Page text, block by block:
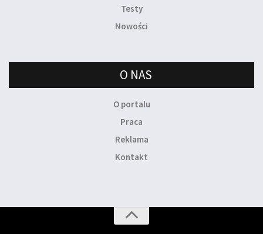
Testy
Nowości
O NAS
O portalu
Praca
Reklama
Kontakt